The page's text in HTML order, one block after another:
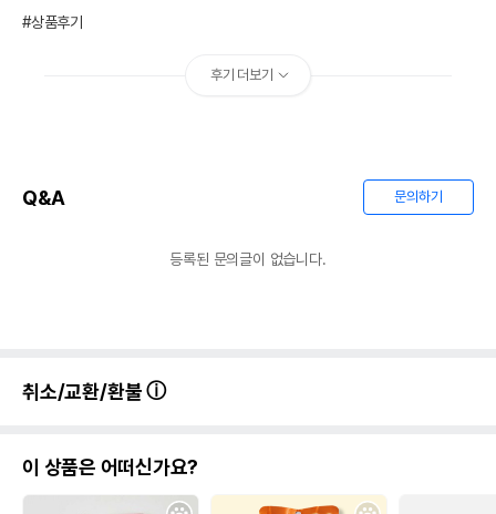
#상품후기
후기 더보기
Q&A 문의하기
등록된 문의글이 없습니다.
취소/교환/환불
이 상품은 어떠신가요?